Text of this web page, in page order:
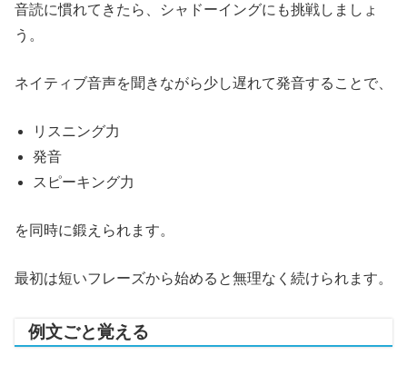
音読に慣れてきたら、シャドーイングにも挑戦しましょ
う。
ネイティブ音声を聞きながら少し遅れて発音することで、
リスニング力
発音
スピーキング力
を同時に鍛えられます。
最初は短いフレーズから始めると無理なく続けられます。
例文ごと覚える